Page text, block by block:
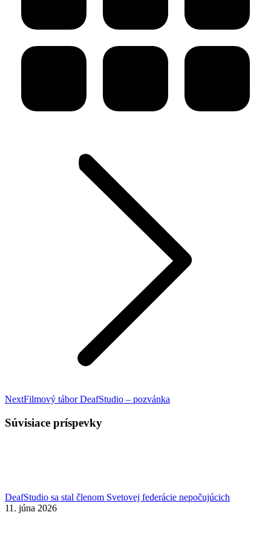
NextNasledujúci
Filmový tábor DeafStudio – pozvánka
Súvisiace príspevky
DeafStudio sa stal členom Svetovej federácie nepočujúcich
11. júna 2026